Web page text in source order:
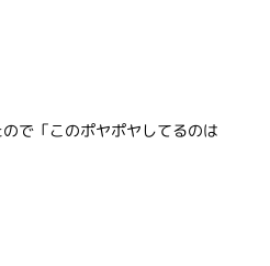
で「このポヤポヤしてるのは